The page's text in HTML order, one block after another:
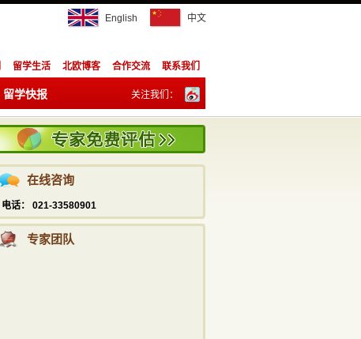
English 中文
留学生活 北欧博客 合作交流 联系我们
留学快报 关注我们：
订阅：
在线咨询
电话： 021-33580901
专家团队
info@studyadviser.com
021—5169 6230
潘宁
021—5169 6230